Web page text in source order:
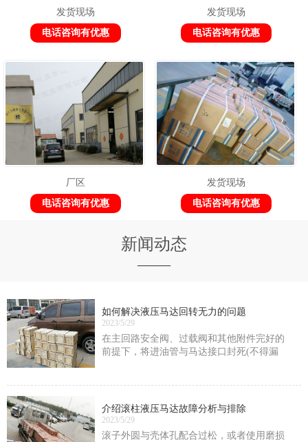
发货现场
电话咨询有优惠
发货现场
电话咨询有优惠
厂区
电话咨询有优惠
发货现场
电话咨询有优惠
新闻动态
——
如何解决液压马达回转无力的问题
2023/5/29
在主回路安全阀、过载阀和其他附件完好的
前提下，将进油管与马达接口封死(不得漏
介绍滚柱液压马达故障分析与排除
2023/5/29
滚子外圆与壳体孔配合过松，或者使用磨损